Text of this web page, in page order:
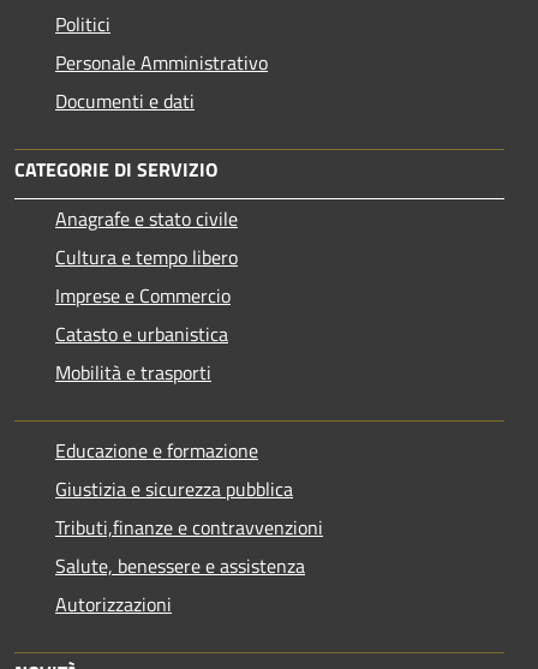
Politici
Personale Amministrativo
Documenti e dati
CATEGORIE DI SERVIZIO
Anagrafe e stato civile
Cultura e tempo libero
Imprese e Commercio
Catasto e urbanistica
Mobilità e trasporti
Educazione e formazione
Giustizia e sicurezza pubblica
Tributi,finanze e contravvenzioni
Salute, benessere e assistenza
Autorizzazioni